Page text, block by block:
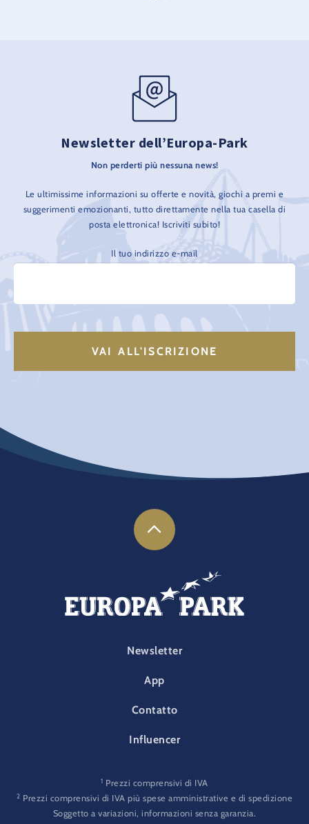
Newsletter dell’Europa-Park
Non perderti più nessuna news!
Le ultimissime informazioni su offerte e novità, giochi a premi e
suggerimenti emozionanti, tutto direttamente nella tua casella di
posta elettronica! Iscriviti subito!
Il tuo indirizzo e-mail
FOOTER-PARK
Newsletter
App
Contatto
Influencer
1 Prezzi comprensivi di IVA
2 Prezzi comprensivi di IVA più spese amministrative e di spedizione
Soggetto a variazioni, informazioni senza garanzia.